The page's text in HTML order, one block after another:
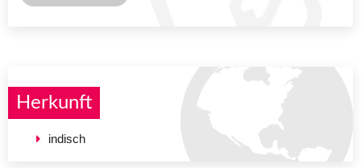
Herkunft
indisch